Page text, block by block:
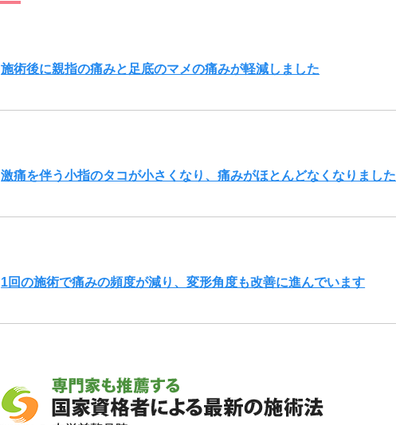
施術後に親指の痛みと足底のマメの痛みが軽減しました
激痛を伴う小指のタコが小さくなり、痛みがほとんどなくなりました
1回の施術で痛みの頻度が減り、変形角度も改善に進んでいます